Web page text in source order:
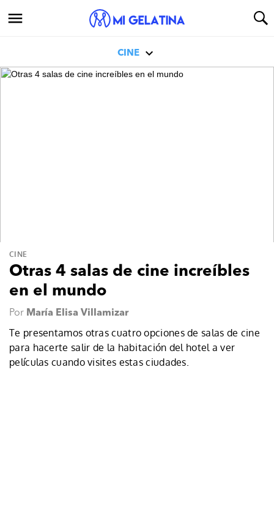
CINE
CINE
Otras 4 salas de cine increíbles
en el mundo
Por María Elisa Villamizar
Te presentamos otras cuatro opciones de salas de cine
para hacerte salir de la habitación del hotel a ver
películas cuando visites estas ciudades.